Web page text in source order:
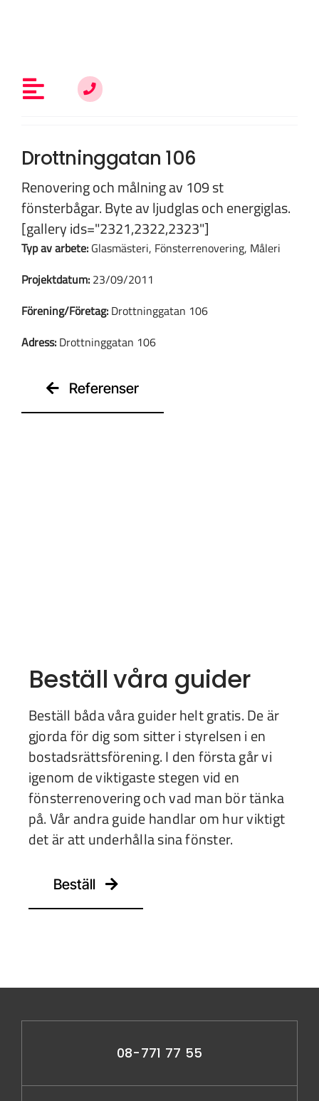
Toggle
Navigation
Vem är du?
Kunskap & inspiration
Om oss
Drottninggatan 106
Renovering och målning av 109 st
fönsterbågar. Byte av ljudglas och energiglas.
[gallery ids="2321,2322,2323"]
Typ av arbete:Glasmästeri, Fönsterrenovering, Måleri
Projektdatum:23/09/2011
Förening/Företag:Drottninggatan 106
Adress:Drottninggatan 106
Referenser
Beställ våra guider
Beställ båda våra guider helt gratis. De är
gjorda för dig som sitter i styrelsen i en
bostadsrättsförening. I den första går vi
igenom de viktigaste stegen vid en
fönsterrenovering och vad man bör tänka
på. Vår andra guide handlar om hur viktigt
det är att underhålla sina fönster.
Beställ
08-771 77 55